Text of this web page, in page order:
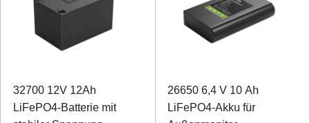
32700 12V 12Ah
LiFePO4-Batterie mit
26650 6,4 V 10 Ah
LiFePO4-Akku für